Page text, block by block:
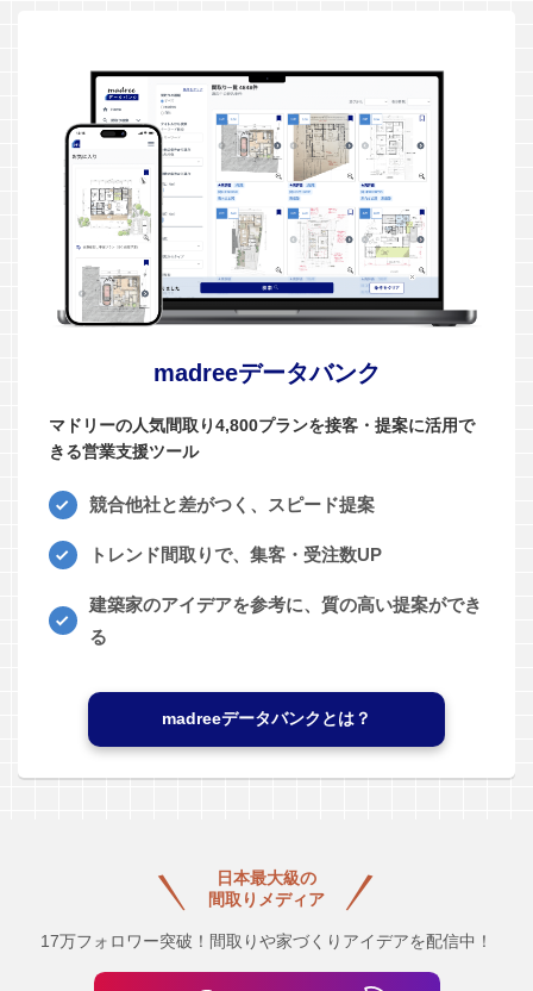
madreeデータバンク
マドリーの人気間取り4,800プランを接客・提案に活用で
きる営業支援ツール
競合他社と差がつく、スピード提案
トレンド間取りで、集客・受注数UP
建築家のアイデアを参考に、質の高い提案ができ
る
madreeデータバンクとは？
日本最大級の
間取りメディア
17万フォロワー突破！間取りや家づくりアイデアを配信中！